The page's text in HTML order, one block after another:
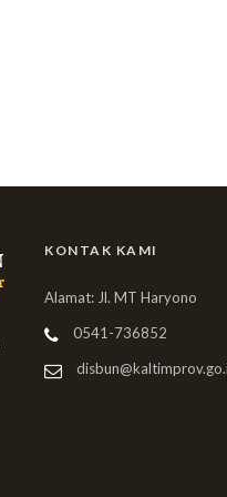
KONTAK KAMI
Alamat: Jl. MT Haryono
0541-736852